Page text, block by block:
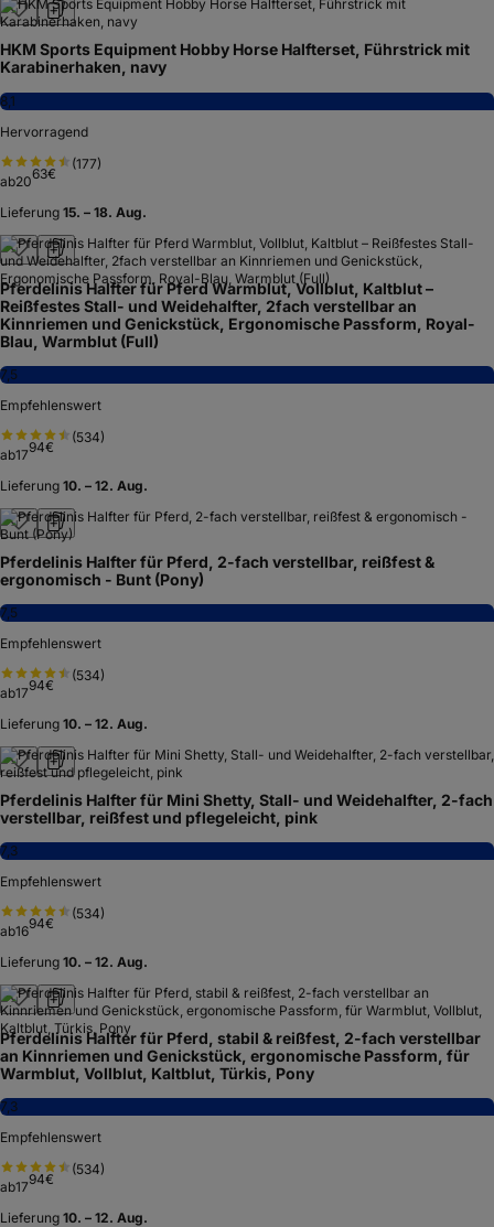
HKM Sports Equipment Hobby Horse Halfterset, Führstrick mit
Karabinerhaken, navy
8,1
Hervorragend
(177)
ab2063€
Lieferung 15. – 18. Aug.
Pferdelinis Halfter für Pferd Warmblut, Vollblut, Kaltblut –
Reißfestes Stall- und Weidehalfter, 2fach verstellbar an
Kinnriemen und Genickstück, Ergonomische Passform, Royal-
Blau, Warmblut (Full)
7,5
Empfehlenswert
(534)
ab1794€
Lieferung 10. – 12. Aug.
Pferdelinis Halfter für Pferd, 2-fach verstellbar, reißfest &
ergonomisch - Bunt (Pony)
7,5
Empfehlenswert
(534)
ab1794€
Lieferung 10. – 12. Aug.
Pferdelinis Halfter für Mini Shetty, Stall- und Weidehalfter, 2-fach
verstellbar, reißfest und pflegeleicht, pink
7,3
Empfehlenswert
(534)
ab1694€
Lieferung 10. – 12. Aug.
Pferdelinis Halfter für Pferd, stabil & reißfest, 2-fach verstellbar
an Kinnriemen und Genickstück, ergonomische Passform, für
Warmblut, Vollblut, Kaltblut, Türkis, Pony
7,3
Empfehlenswert
(534)
ab1794€
Lieferung 10. – 12. Aug.